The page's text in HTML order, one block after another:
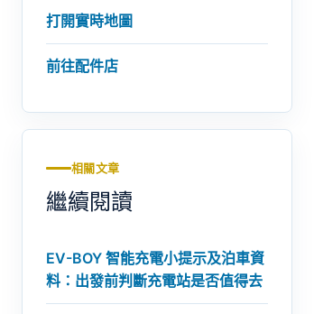
打開實時地圖
前往配件店
相關文章
繼續閱讀
EV-BOY 智能充電小提示及泊車資
料：出發前判斷充電站是否值得去